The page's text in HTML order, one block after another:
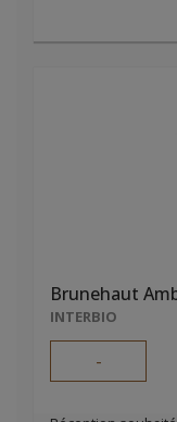
Brunehaut
INTERBIO
-